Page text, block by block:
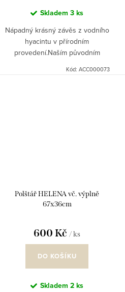
Skladem 3 ks
Nápadný krásný závěs z vodního
hyacintu v přírodním
provedení.Naším původním
který podtrhne etno atmosferu,
Kód: ACC000073
Polštář HELENA vč. výplně
67x36cm
600 Kč / ks
DO KOŠÍKU
Skladem 2 ks